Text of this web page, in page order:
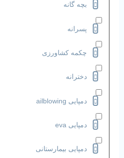
بچه گانه
پسرانه
چکمه کشاورزی
دخترانه
دمپایی ailblowing
دمپایی eva
دمپایی بیمارستانی